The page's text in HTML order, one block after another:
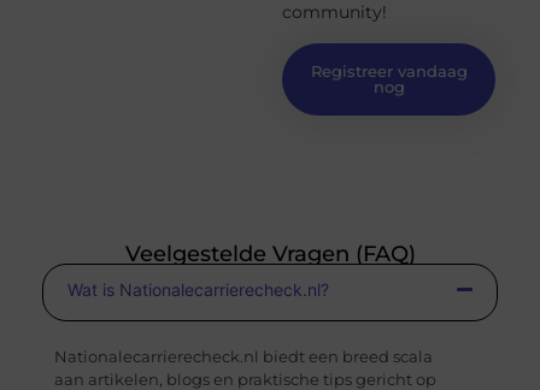
community!
Registreer vandaag
nog
Veelgestelde Vragen (FAQ)
Wat is Nationalecarrierecheck.nl?
Nationalecarrierecheck.nl biedt een breed scala
aan artikelen, blogs en praktische tips gericht op